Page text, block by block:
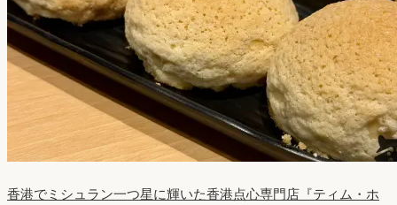
香港でミシュラン一つ星に輝いた香港点心専門店『ティム・ホ